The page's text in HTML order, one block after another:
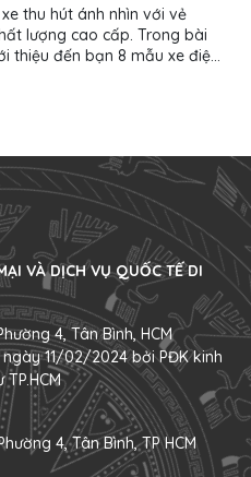
thu hút ánh nhìn với vẻ
lượng cao cấp. Trong bài
thiệu đến bạn 8 mẫu xe điện
ý, nổi bật khi di chuyển trên
ấn tượng nhất năm 2025
VÀ DỊCH VỤ QUỐC TẾ DI
4, Tân Bình, HCM
ngày 11/02/2024 bởi PĐK kinh
TP.HCM
4, Tân Bình, TP HCM